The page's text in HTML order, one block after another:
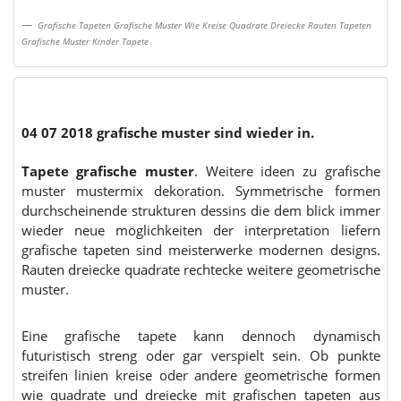
Grafische Tapeten Grafische Muster Wie Kreise Quadrate Dreiecke Rauten Tapeten
Grafische Muster Kinder Tapete
04 07 2018 grafische muster sind wieder in.
Tapete grafische muster. Weitere ideen zu grafische
muster mustermix dekoration. Symmetrische formen
durchscheinende strukturen dessins die dem blick immer
wieder neue möglichkeiten der interpretation liefern
grafische tapeten sind meisterwerke modernen designs.
Rauten dreiecke quadrate rechtecke weitere geometrische
muster.
Eine grafische tapete kann dennoch dynamisch
futuristisch streng oder gar verspielt sein. Ob punkte
streifen linien kreise oder andere geometrische formen
wie quadrate und dreiecke mit grafischen tapeten aus